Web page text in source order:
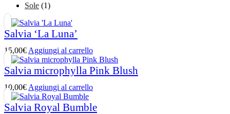
Sole (1)
Salvia ‘La Luna’
15,00€ Aggiungi al carrello
Salvia microphylla Pink Blush
10,00€ Aggiungi al carrello
Salvia Royal Bumble